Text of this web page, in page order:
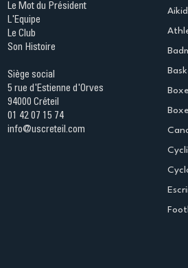
Le Mot du Président
L'Equipe
Le Club
Son Histoire
Siège social
5 rue d'Estienne d'Orves
94000 Créteil
01 42 07 15 74
info@uscreteil.com